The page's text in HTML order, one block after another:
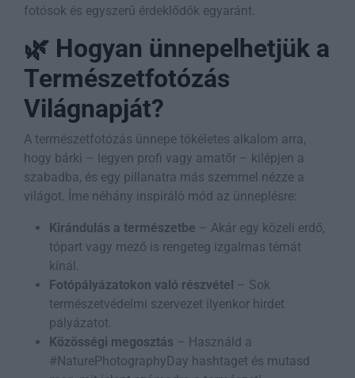
fotósok és egyszerű érdeklődők egyaránt.
🌿 Hogyan ünnepelhetjük a
Természetfotózás
Világnapját?
A természetfotózás ünnepe tökéletes alkalom arra,
hogy bárki – legyen profi vagy amatőr – kilépjen a
szabadba, és egy pillanatra más szemmel nézze a
világot. Íme néhány inspiráló mód az ünneplésre:
Kirándulás a természetbe – Akár egy közeli erdő,
tópart vagy mező is rengeteg izgalmas témát
kínál.
Fotópályázatokon való részvétel – Sok
természetvédelmi szervezet ilyenkor hirdet
pályázatot.
Közösségi megosztás – Használd a
#NaturePhotographyDay hashtaget és mutasd